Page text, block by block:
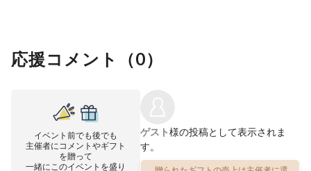
応援コメント（0）
イベント前でも後でも
主催者にコメントやギフト
を贈って
一緒にこのイベントを盛り
ゲスト様の投稿として表示されま
す。